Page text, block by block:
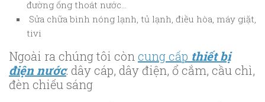
đường ống thoát nước…
Sửa chữa bình nóng lạnh, tủ lạnh, điều hòa, máy giặt,
tivi
Ngoài ra chúng tôi còn cung cấp thiết bị
điện nước: dây cáp, dây điện, ổ cắm, cầu chì,
đèn chiếu sáng